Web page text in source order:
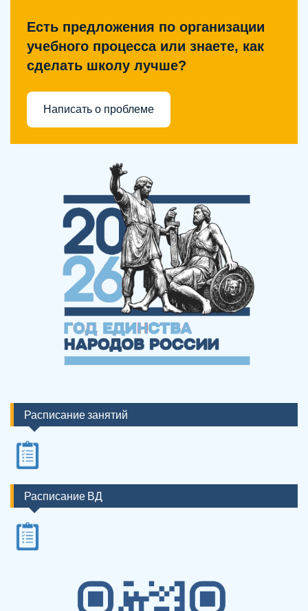
Есть предложения по организации
учебного процесса или знаете, как
сделать школу лучше?
Написать о проблеме
Расписание занятий
Расписание ВД